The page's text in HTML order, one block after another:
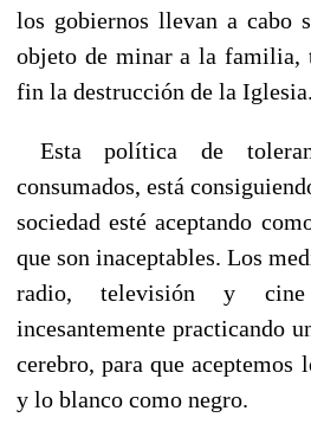
los gobiernos llevan a cabo
objeto de minar a la familia,
fin la destrucción de la Iglesia.
Esta política de
consumados, está
sociedad esté aceptando
que son inaceptables. Los
radio, televisión y cine
incesantemente practicando
cerebro, para que aceptemos
y lo blanco como negro.